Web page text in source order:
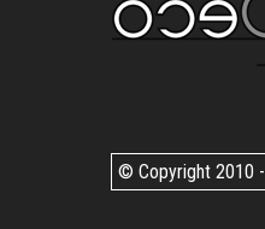
© Copyright 2010 -